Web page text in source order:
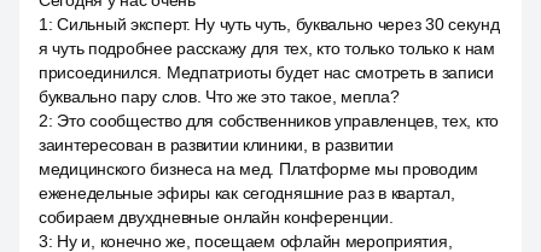
1 :Сильный эксперт. Ну чуть чуть, буквально через 30 секунд
я чуть подробнее расскажу для тех, кто только только к нам
присоединился. Медпатриоты будет нас смотреть в записи
буквально пару слов. Что же это такое, мепла?
2: Это сообщество для собственников управленцев, тех, кто
заинтересован в развитии клиники, в развитии
медицинского бизнеса на мед. Платформе мы проводим
еженедельные эфиры как сегодняшние раз в квартал,
собираем двухдневные онлайн конференции.
3: Ну и, конечно же, посещаем офлайн мероприятия,